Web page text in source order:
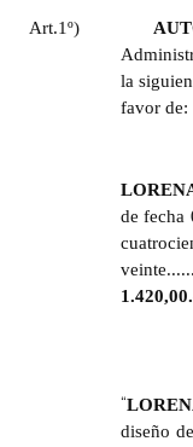
REFORMA DE LA
Art.1º)
la
favor de:
de fecha
“
diseño